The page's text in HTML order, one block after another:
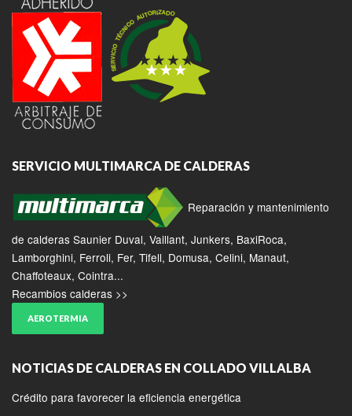
SERVICIO MULTIMARCA DE CALDERAS
Reparación y mantenimiento
de calderas Saunier Duval, Vaillant, Junkers, BaxiRoca,
Lamborghini, Ferroli, Fer, Tifell, Domusa, Celini, Manaut,
Chaffoteaux, Cointra...
Recambios calderas >>
AEROTERMIA
NOTICIAS DE CALDERAS EN COLLADO VILLALBA
Crédito para favorecer la eficiencia energética